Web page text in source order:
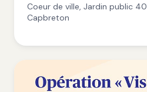
Coeur de ville, Jardin public
Capbreton